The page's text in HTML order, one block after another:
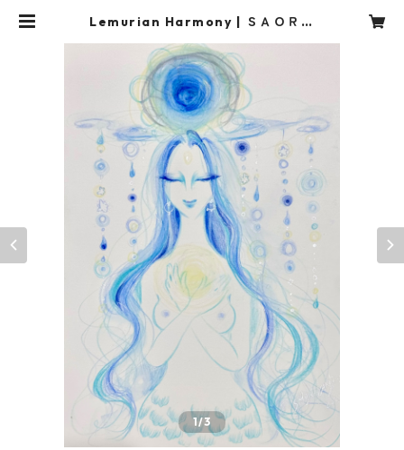
Lemurian Harmony | ＳＡＯＲＩ
1/3